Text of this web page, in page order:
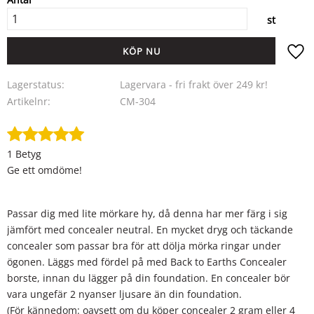
st
KÖP
Lagerstatus
Lagervara - fri frakt över 249 kr!
Artikelnr
CM-304
1 Betyg
Ge ett omdöme!
Passar dig med lite mörkare hy, då denna har mer färg i sig
jämfört med concealer neutral. En mycket dryg och täckande
concealer som passar bra för att dölja mörka ringar under
ögonen. Läggs med fördel på med Back to Earths Concealer
borste, innan du lägger på din foundation. En concealer bör
vara ungefär 2 nyanser ljusare än din foundation.
(För kännedom: oavsett om du köper concealer 2 gram eller 4